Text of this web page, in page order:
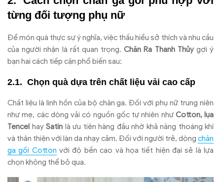
từng đối tượng phụ nữ
Để món quà thực sự ý nghĩa, việc thấu hiểu sở thích và nhu cầu
của người nhận là rất quan trọng.Chăn Ra Thanh Thủygợi ý
bạn hai cách tiếp cận phổ biến sau:
Chọn quà dựa trên chất liệu vải cao cấp
Chất liệu là linh hồn của bộ chăn ga. Đối với phụ nữ trung niên
như mẹ, các dòng vải có nguồn gốc tự nhiên như Cotton, lụa
Tencel hay Satin là ưu tiên hàng đầu nhờ khả năng thoáng khí
và thân thiện với làn da nhạy cảm. Đối với người trẻ, dòng chăn
ga gối Cotton với độ bền cao và họa tiết hiện đại sẽ là lựa
chọn không thể bỏ qua.